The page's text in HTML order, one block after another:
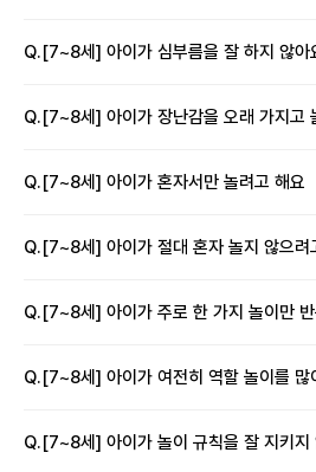
Q.[7~8세] 아이가 심부름을 잘 하지 않아
Q.[7~8세] 아이가 장난감을 오래 가지고
Q.[7~8세] 아이가 혼자서만 놀려고 해요
Q.[7~8세] 아이가 절대 혼자 놀지 않으려
Q.[7~8세] 아이가 주로 한 가지 놀이만
Q.[7~8세] 아이가 여전히 역할 놀이를 많
Q.[7~8세] 아이가 놀이 규칙을 잘 지키지